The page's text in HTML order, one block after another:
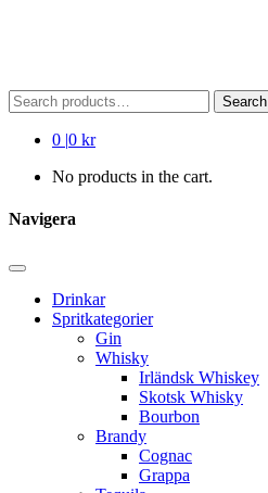
Search
for:
Search
0 |0 kr
No products in the cart.
Navigera
Drinkar
Spritkategorier
Gin
Whisky
Irländsk Whiskey
Skotsk Whisky
Bourbon
Brandy
Cognac
Grappa